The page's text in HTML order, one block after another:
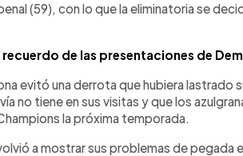
(59), con lo que la eliminatoria se
recuerdo de las presentaciones de
evitó una derrota que hubiera lastrado
no tiene en sus visitas y que los
la próxima temporada.
a mostrar sus problemas de pegada